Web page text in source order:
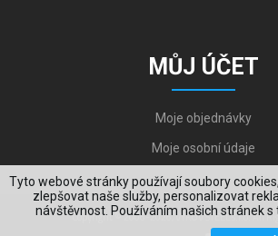
Tyto webové stránky používají soubory
zlepšovat naše služby, personalizovat
návštěvnost. Používáním našich stránek s
MŮJ ÚČET
Moje objednávky
Moje osobní údaje
Copyright © 2006-2026, VYKOV STEEL s.r.o. All